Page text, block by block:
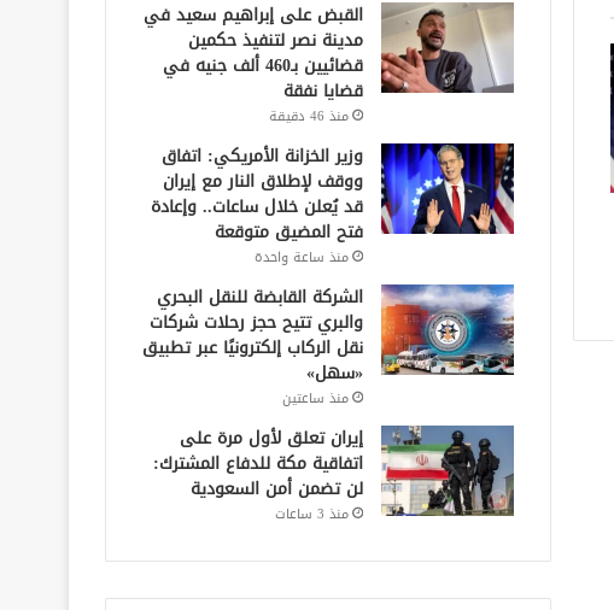
القبض على إبراهيم سعيد في
مدينة نصر لتنفيذ حكمين
قضائيين بـ460 ألف جنيه في
قضايا نفقة
منذ 46 دقيقة
وزير الخزانة الأمريكي: اتفاق
ووقف لإطلاق النار مع إيران
قد يُعلن خلال ساعات.. وإعادة
فتح المضيق متوقعة
منذ ساعة واحدة
الشركة القابضة للنقل البحري
والبري تتيح حجز رحلات شركات
نقل الركاب إلكترونيًا عبر تطبيق
«سهل»
منذ ساعتين
إيران تعلق لأول مرة على
اتفاقية مكة للدفاع المشترك:
لن تضمن أمن السعودية
منذ 3 ساعات